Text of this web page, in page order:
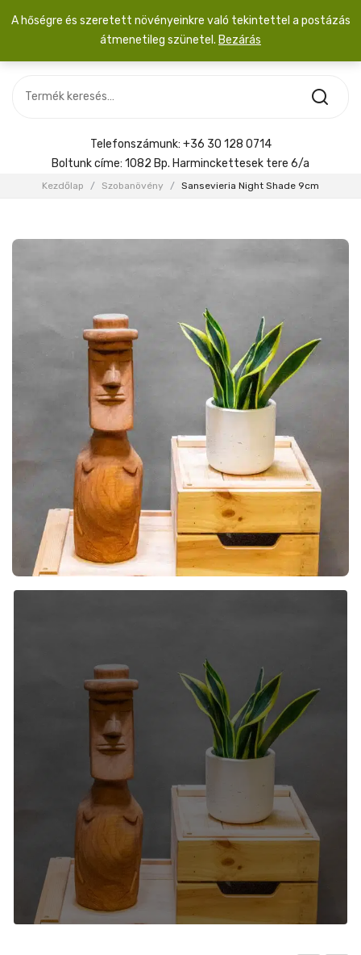
SZOBANÖVÉNY
KIEGÉSZÍTŐK
Menyasszonyi csokor
Telefonszámunk: +36 30 128 0714
Boltunk címe: 1082 Bp. Harminckettesek tere 6/a
Kezdőlap / Szobanövény / Sansevieria Night Shade 9cm
A hőségre és szeretett növényeinkre való tekintettel a postázás
átmenetileg szünetel. Bezárás